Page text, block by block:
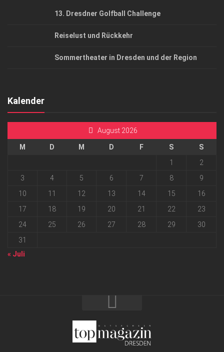
13. Dresdner Golfball Challenge
Reiselust und Rückkehr
Sommertheater in Dresden und der Region
Kalender
August 2026
M D M D F S
S
1
2
3
4 5 6 7 8
9
10
11 12 13 14 15
16
17
18 19 20 21 22
23
24
25 26 27 28 29
30
31
« Juli